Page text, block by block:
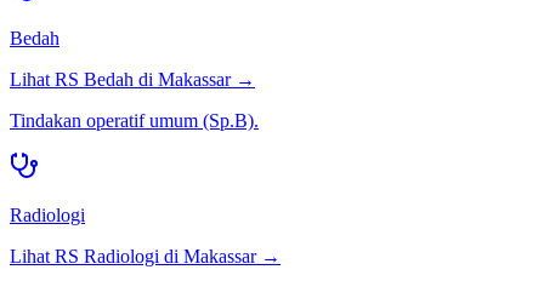
Bedah
Lihat RS Bedah di Makassar→
Tindakan operatif umum (Sp.B).
Radiologi
Lihat RS Radiologi di Makassar→